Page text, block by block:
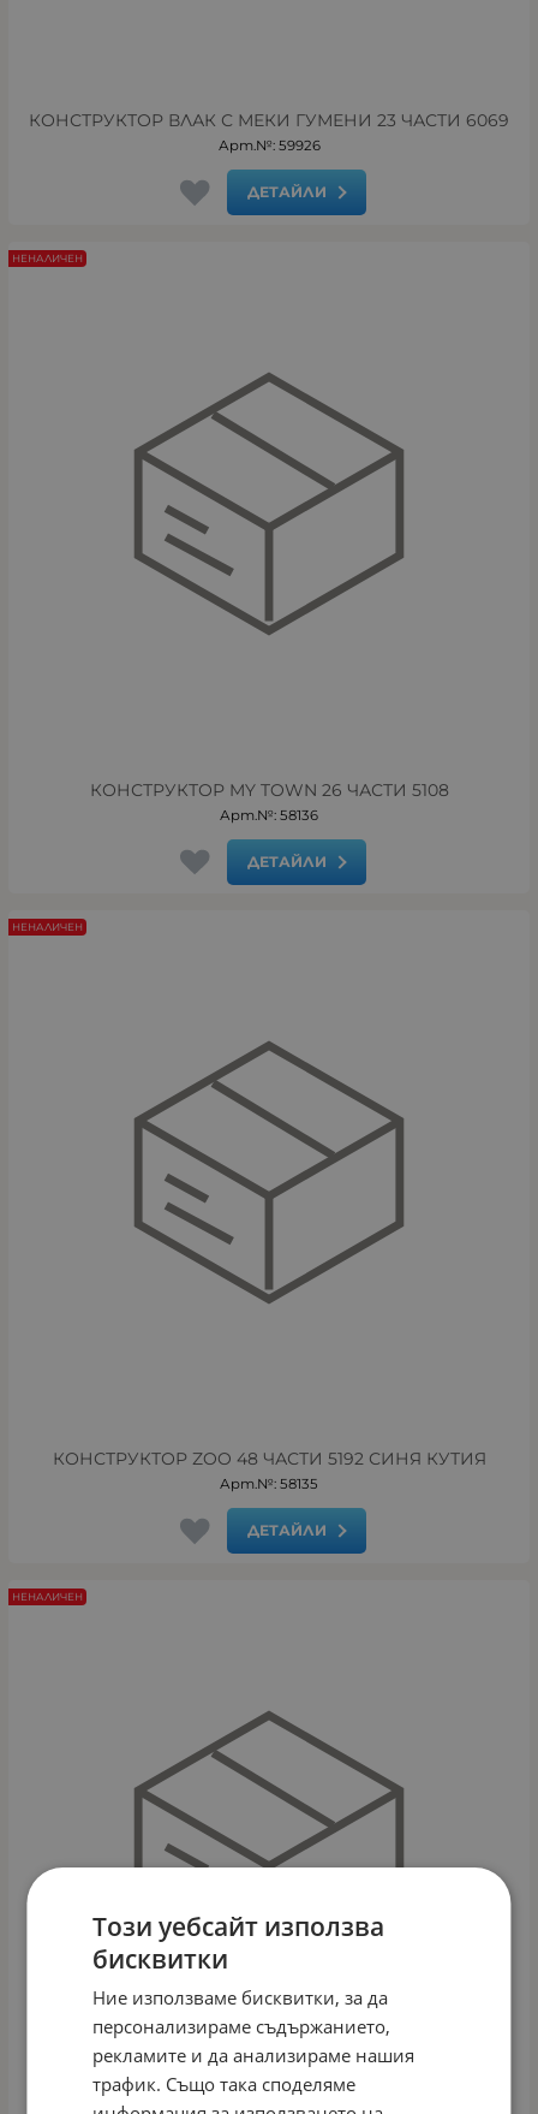
КОНСТРУКТОР ВЛАК С МЕКИ ГУМЕНИ 23 ЧАСТИ 6069
Арт.№: 59926
ДЕТАЙЛИ
КОНСТРУКТОР MY TOWN 26 ЧАСТИ 5108
Арт.№: 58136
ДЕТАЙЛИ
НЕНАЛИЧЕН
КОНСТРУКТОР ZOO 48 ЧАСТИ 5192 СИНЯ КУТИЯ
Арт.№: 58135
ДЕТАЙЛИ
НЕНАЛИЧЕН
НЕНАЛИЧЕН
Този уебсайт използва
бисквитки
Ние използваме бисквитки, за да
персонализираме съдържанието,
рекламите и да анализираме нашия
трафик. Също така споделяме